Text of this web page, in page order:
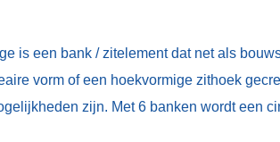
is een bank / zitelement dat net als
vorm of een hoekvormige zithoek
zijn. Met 6 banken wordt een